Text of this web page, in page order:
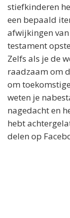
stiefkinderen
een bepaald
afwijkingen
testament
Zelfs als je de
raadzaam om
om
weten je
nagedacht en
hebt
delen op